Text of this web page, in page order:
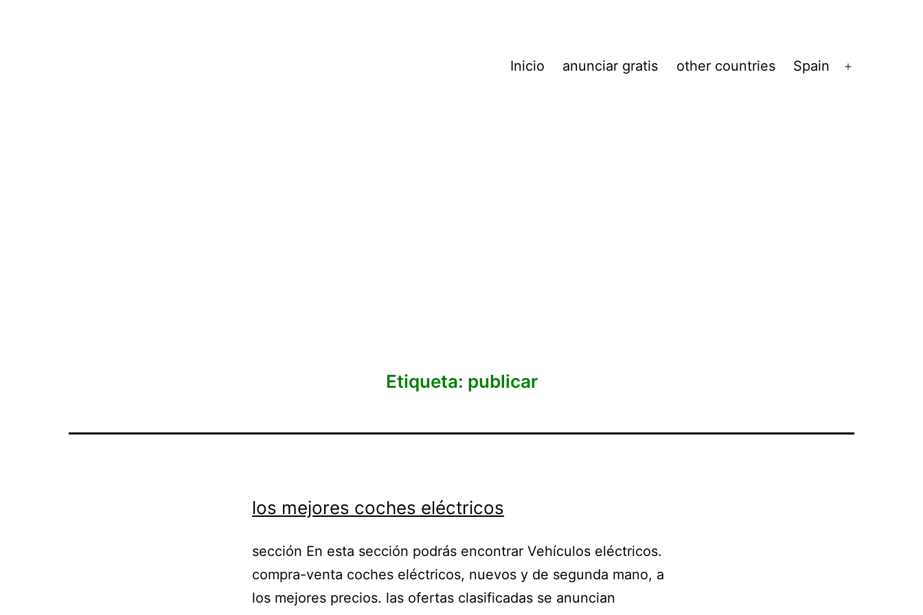
Inicio anunciar gratis other countries Spain
Etiqueta: publicar
los mejores coches eléctricos
sección En esta sección podrás encontrar Vehículos eléctricos.
compra-venta coches eléctricos, nuevos y de segunda mano, a
los mejores precios. las ofertas clasificadas se anuncian